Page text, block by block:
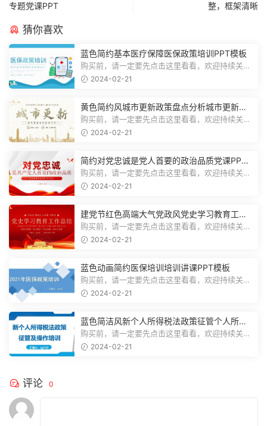
专题党课PPT
整，框架清晰
猜你喜欢
蓝色简约基本医疗保障医保政策培训PPT模板
购买前，请一定要先点击这里看看，欢迎持续关
注，精彩模板每天推送预览结束，一共2...
2024-02-21
黄色简约风城市更新政策盘点分析城市更新宣
传PPT模板
购买前，请一定要先点击这里看看，欢迎持续关
注，精彩模板每天推送预览结束，一共1...
2024-02-21
简约对党忠诚是党人首要的政治品质党课PPT
模板
购买前，请一定要先点击这里看看，欢迎持续关
注，精彩模板每天推送预览结束，一共1...
2024-02-21
建党节红色高端大气党政风党史学习教育工作
总结主题PPT模板
购买前，请一定要先点击这里看看，欢迎持续关
注，精彩模板每天推送预览结束，一共2...
2024-02-21
蓝色动画简约医保培训培训讲课PPT模板
购买前，请一定要先点击这里看看，欢迎持续关
注，精彩模板每天推送预览结束，一共3...
2024-02-21
蓝色简洁风新个人所得税法政策征管个人所得
税PPT模板
购买前，请一定要先点击这里看看，欢迎持续关
注，精彩模板每天推送预览结束，一共7...
2024-02-21
评论 0